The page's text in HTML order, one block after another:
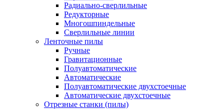
Радиально-сверлильные
Редукторные
Многошпиндельные
Сверлильные линии
Ленточные пилы
Ручные
Гравитационные
Полуавтоматические
Автоматические
Полуавтоматические двухстоечные
Автоматические двухстоечные
Отрезные станки (пилы)